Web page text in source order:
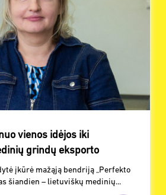
vienos idėjos iki
grindų eksporto
įkūrė mažąją bendriją „Perfekto
šiandien – lietuviškų medinių...